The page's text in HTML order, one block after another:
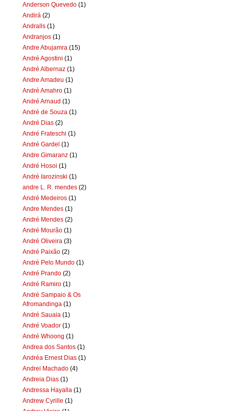
Anderson Quevedo (1)
Andirá (2)
Andralls (1)
Andranjos (1)
Andre Abujamra (15)
André Agostini (1)
André Albernaz (1)
Andre Amadeu (1)
André Amahro (1)
André Arnaud (1)
André de Souza (1)
André Dias (2)
André Frateschi (1)
André Gardel (1)
Andre Gimaranz (1)
André Hosoi (1)
André Iarozinski (1)
andre L. R. mendes (2)
André Medeiros (1)
Andre Mendes (1)
André Mendes (2)
André Mourão (1)
André Oliveira (3)
André Paixão (2)
André Pelo Mundo (1)
André Prando (2)
André Ramiro (1)
André Sampaio & Os
Afromandinga (1)
André Sauaia (1)
André Voador (1)
André Whoong (1)
Andrea dos Santos (1)
Andréa Ernest Dias (1)
Andrei Machado (4)
Andreia Dias (1)
Andressa Hayalla (1)
Andrew Cyrille (1)